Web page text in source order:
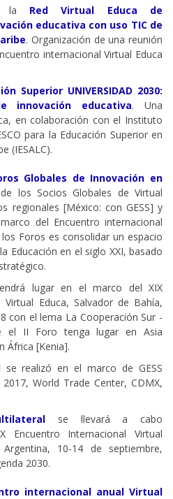
la Red Virtual Educa de
educativa con uso TIC de
. Organización de una reunión
internacional Virtual Educa
Superior UNIVERSIDAD 2030:
innovación educativa. Una
en colaboración con el Instituto
para la Educación Superior en
(IESALC).
Globales de Innovación en
los Socios Globales de Virtual
regionales [México: con GESS] y
del Encuentro internacional
Foros es consolidar un espacio
Educación en el siglo XXI, basado
lugar en el marco del XIX
Virtual Educa, Salvador de Bahía,
con el lema La Cooperación Sur -
el II Foro tenga lugar en Asia
África [Kenia].
se realizó en el marco de GESS
World Trade Center, CDMX,
se llevará a cabo
Encuentro Internacional Virtual
10-14 de septiembre,
2030.
internacional anual Virtual